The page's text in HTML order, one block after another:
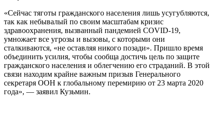
«Сейчас тяготы гражданского населения лишь усугубляются,
так как небывалый по своим масштабам кризис
здравоохранения, вызванный пандемией COVID-19,
умножает все угрозы и вызовы, с которыми они
сталкиваются, «не оставляя никого позади». Пришло время
объединить усилия, чтобы сообща достичь цель по защите
гражданского населения и облегчению его страданий. В этой
связи находим крайне важным призыв Генерального
секретаря ООН к глобальному перемирию от 23 марта 2020
года», — заявил Кузьмин.